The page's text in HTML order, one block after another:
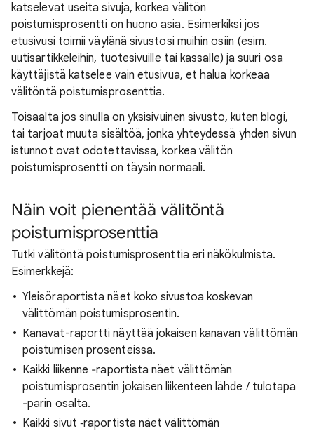
katselevat useita sivuja, korkea välitön
poistumisprosentti on huono asia. Esimerkiksi jos
etusivusi toimii väylänä sivustosi muihin osiin (esim.
uutisartikkeleihin, tuotesivuille tai kassalle) ja suuri osa
käyttäjistä katselee vain etusivua, et halua korkeaa
välitöntä poistumisprosenttia.
Toisaalta jos sinulla on yksisivuinen sivusto, kuten blogi,
tai tarjoat muuta sisältöä, jonka yhteydessä yhden sivun
istunnot ovat odotettavissa, korkea välitön
poistumisprosentti on täysin normaali.
Näin voit pienentää välitöntä
poistumisprosenttia
Tutki välitöntä poistumisprosenttia eri näkökulmista.
Esimerkkejä:
Yleisöraportista näet koko sivustoa koskevan
välittömän poistumisprosentin.
Kanavat-raportti näyttää jokaisen kanavan välittömän
poistumisen prosenteissa.
Kaikki liikenne ‑raportista näet välittömän
poistumisprosentin jokaisen liikenteen lähde / tulotapa
‐parin osalta.
Kaikki sivut ‑raportista näet välittömän